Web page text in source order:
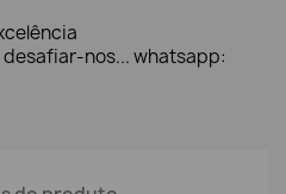
desafiar-nos... whatsapp: